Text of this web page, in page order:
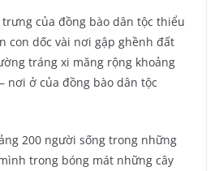
trưng của đồng bào dân tộc thiểu
con dốc vài nơi gập ghềnh đất
tráng xi măng rộng khoảng
nơi ở của đồng bào dân tộc
200 người sống trong những
trong bóng mát những cây